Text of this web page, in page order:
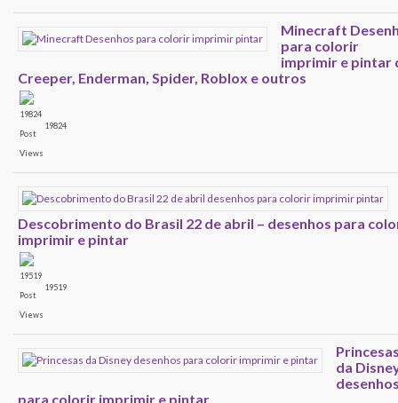
Minecraft
para colorir
imprimir e pintar
Creeper, Enderman, Spider, Roblox e outros
19824
Descobrimento do Brasil 22 de abril – desenhos para
imprimir e pintar
19519
da
para colorir imprimir e pintar